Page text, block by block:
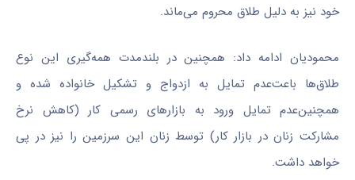
خود نیز به دلیل طلاق محروم می‌ماند.
محمودیان ادامه داد: همچنین در بلندمدت همه‌گیری این نوع
طلاق‌ها باعت‌عدم تمایل به ازدواج و تشکیل خانواده شده و
همچنین‌عدم تمایل ورود به بازار‌های رسمی کار (کاهش نرخ
مشارکت زنان در بازار کار) توسط زنان این سرزمین را نیز در پی
خواهد داشت.